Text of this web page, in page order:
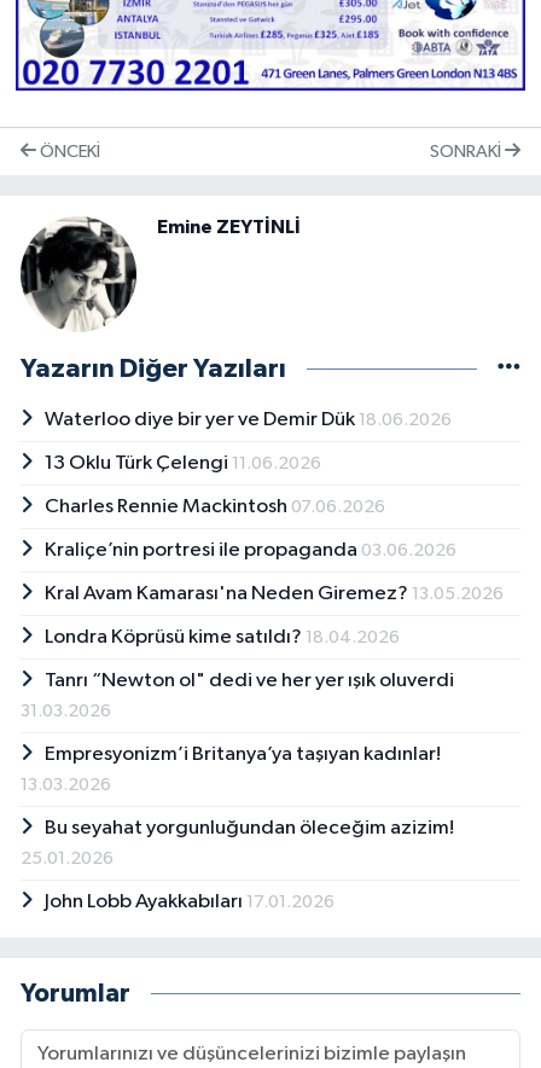
ÖNCEKI SONRAKI
Emine ZEYTİNLİ
Yazarın Diğer Yazıları
Waterloo diye bir yer ve Demir Dük 18.06.2026
13 Oklu Türk Çelengi 11.06.2026
Charles Rennie Mackintosh 07.06.2026
Kraliçe’nin portresi ile propaganda 03.06.2026
Kral Avam Kamarası'na Neden Giremez? 13.05.2026
Londra Köprüsü kime satıldı? 18.04.2026
Tanrı “Newton ol" dedi ve her yer ışık oluverdi
31.03.2026
Empresyonizm’i Britanya’ya taşıyan kadınlar!
13.03.2026
Bu seyahat yorgunluğundan öleceğim azizim!
25.01.2026
John Lobb Ayakkabıları 17.01.2026
Yorumlar